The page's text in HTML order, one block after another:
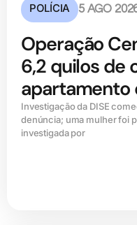
POLÍCIA 5 AGO
Operação
6,2 quilos de
apartamento
Investigação da DISE
denúncia; uma mulher foi
investigada por